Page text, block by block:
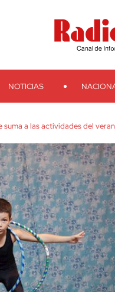
TelegramTeveo Ivoox RSS
NOTICIAS
suma a las actividades del